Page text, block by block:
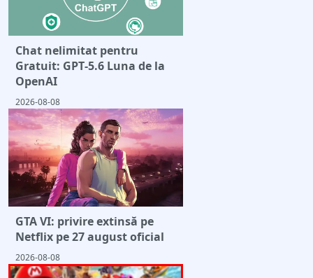
Chat nelimitat pentru
Gratuit: GPT‑5.6 Luna de la
OpenAI
2026-08-08
GTA VI: privire extinsă pe
Netflix pe 27 august oficial
2026-08-08